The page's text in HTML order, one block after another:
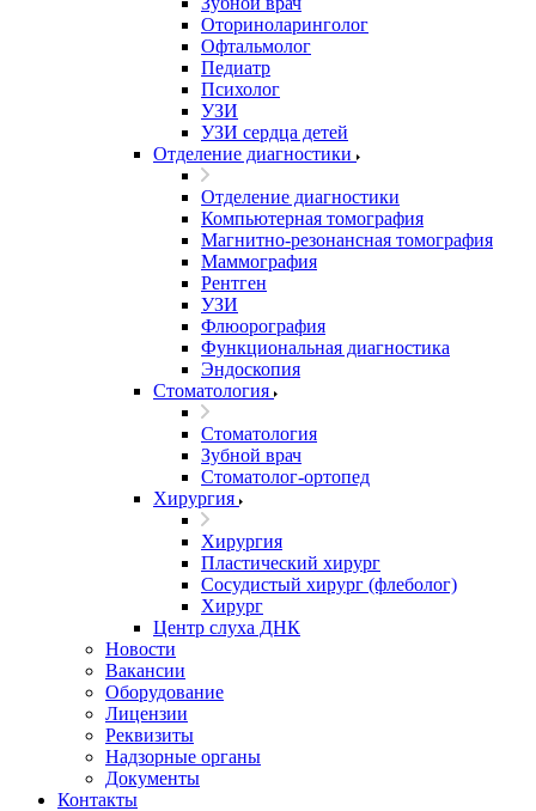
Оториноларинголог
Офтальмолог
Педиатр
Психолог
УЗИ
УЗИ сердца детей
Отделение диагностики
Отделение диагностики
Компьютерная томография
Магнитно-резонансная томография
Маммография
Рентген
УЗИ
Флюорография
Функциональная диагностика
Эндоскопия
Стоматология
Стоматология
Зубной врач
Стоматолог-ортопед
Хирургия
Хирургия
Пластический хирург
Сосудистый хирург (флеболог)
Хирург
Центр слуха ДНК
Новости
Вакансии
Оборудование
Лицензии
Реквизиты
Надзорные органы
Документы
Контакты